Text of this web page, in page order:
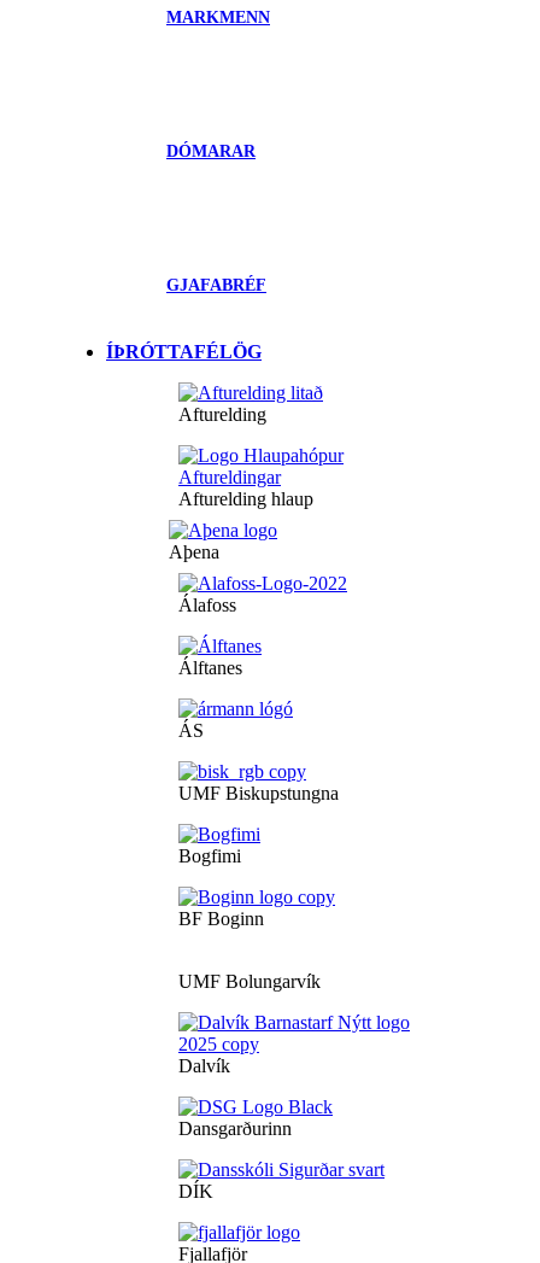
MARKMENN
DÓMARAR
GJAFABRÉF
ÍÞRÓTTAFÉLÖG
Afturelding
Afturelding hlaup
Aþena
Álafoss
Álftanes
ÁS
UMF Biskupstungna
Bogfimi
BF Boginn
UMF Bolungarvík
Dalvík
Dansgarðurinn
DÍK
Fjallafjör